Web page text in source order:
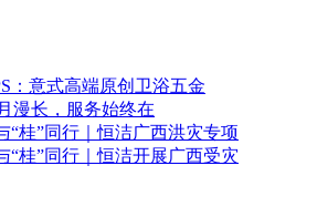
：意式高端原创卫浴五金
漫长，服务始终在
“桂”同行｜恒洁广西洪灾专项
“桂”同行｜恒洁开展广西受灾